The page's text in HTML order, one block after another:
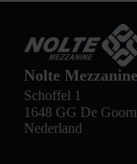
Nolte Mezzanine
Schoffel 1
1648 GG De Goorn
Nederland